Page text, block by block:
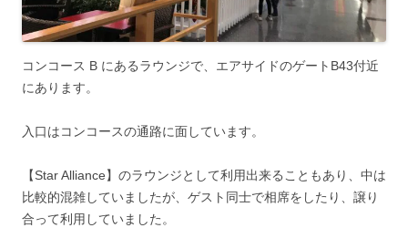
コンコース B にあるラウンジで、エアサイドのゲートB43付近
にあります。
入口はコンコースの通路に面しています。
【Star Alliance】のラウンジとして利用出来ることもあり、中は
比較的混雑していましたが、ゲスト同士で相席をしたり、譲り
合って利用していました。